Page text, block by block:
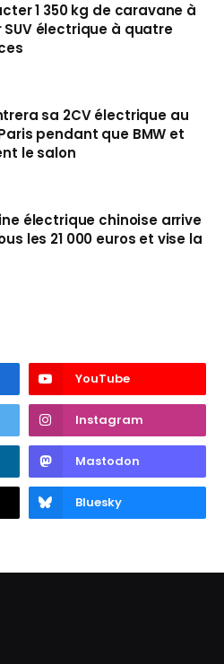
1 350 kg de caravane à
SUV électrique à quatre
sa 2CV électrique au
pendant que BMW et
le salon
électrique chinoise arrive
les 21 000 euros et vise la
YouTube
Instagram
Mastodon
Bluesky